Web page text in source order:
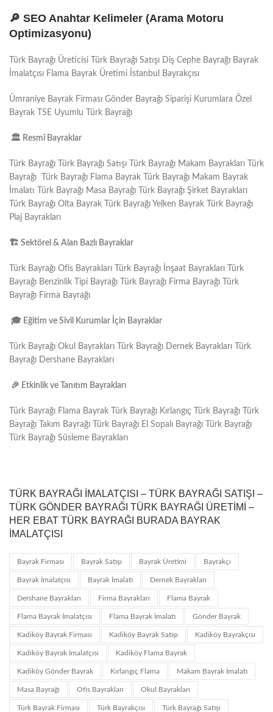
🔎 SEO Anahtar Kelimeler (Arama Motoru
Optimizasyonu)
Türk Bayrağı Üreticisi Türk Bayrağı Satışı Diş Cephe Bayrağı Bayrak
İmalatçısı Flama Bayrak Üretimi İstanbul Bayrakçısı
Ümraniye Bayrak Firması Gönder Bayrağı Siparişi Kurumlara Özel
Bayrak TSE Uyumlu Türk Bayrağı
🏛 ️ Resmî Bayraklar
Türk Bayrağı Türk Bayrağı Satışı Türk Bayrağı Makam Bayrakları Türk
Bayrağı Türk Bayrağı Flama Bayrak Türk Bayrağı Makam Bayrak
İmalatı Türk Bayrağı Masa Bayrağı Türk Bayrağı Şirket Bayrakları
Türk Bayrağı Olta Bayrak Türk Bayrağı Yelken Bayrak Türk Bayrağı
Plaj Bayrakları
🏗 ️ Sektörel & Alan Bazlı Bayraklar
Türk Bayrağı Ofis Bayrakları Türk Bayrağı İnşaat Bayrakları Türk
Bayrağı Benzinlik Tipi Bayrağı Türk Bayrağı Firma Bayrağı Türk
Bayrağı Firma Bayrağı
🎓 Eğitim ve Sivil Kurumlar İçin Bayraklar
Türk Bayrağı Okul Bayrakları Türk Bayrağı Dernek Bayrakları Türk
Bayrağı Dershane Bayrakları
🎉 Etkinlik ve Tanıtım Bayrakları
Türk Bayrağı Flama Bayrak Türk Bayrağı Kırlangıç Türk Bayrağı Türk
Bayrağı Takım Bayrağı Türk Bayrağı El Sopalı Bayrağı Türk Bayrağı
Türk Bayrağı Süsleme Bayrakları
TÜRK BAYRAĞI İMALATÇISI – TÜRK BAYRAĞI SATIŞI –
TÜRK GÖNDER BAYRAĞI TÜRK BAYRAĞI ÜRETIMI –
HER EBAT TÜRK BAYRAĞI BURADA BAYRAK
İMALATÇISI
Bayrak Firması Bayrak Satışı Bayrak Üretimi Bayrakçı
Bayrak İmalatçısı Bayrak İmalatı Dernek Bayrakları
Dershane Bayrakları Firma Bayrakları Flama Bayrak
Flama Bayrak İmalatçısı Flama Bayrak İmalatı Gönder Bayrak
Kadiköy Bayrak Firması Kadiköy Bayrak Satışı Kadiköy Bayrakçısı
Kadiköy Bayrak İmalatçısı Kadiköy Flama Bayrak
Kadiköy Gönder Bayrak Kırlangıç Flama Makam Bayrak İmalatı
Masa Bayrağı Ofis Bayrakları Okul Bayrakları
Türk Bayrak Firması Türk Bayrakçısı Türk Bayrağı Satışı